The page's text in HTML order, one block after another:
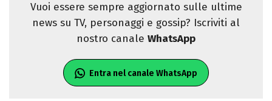
Vuoi essere sempre aggiornato sulle ultime
news su TV, personaggi e gossip? Iscriviti al
nostro canale WhatsApp
Entra nel canale WhatsApp